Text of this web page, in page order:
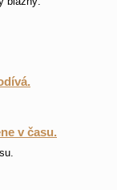
v času.